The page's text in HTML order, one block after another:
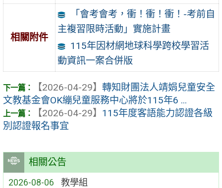
相關公告
2026-08-06 教學組
相關附件
「會考會考，衝！衝！衝！-考前自
主複習限時活動」實施計畫
115年因材網地球科學跨校學習活
動資訊一案合併版
【2026-04-29】 轉知財團法人靖娟兒童安全
文教基金會OK繃兒童服務中心將於115年6 ...
【2026-04-29】 115年度客語能力認證各級
別認證報名事宜